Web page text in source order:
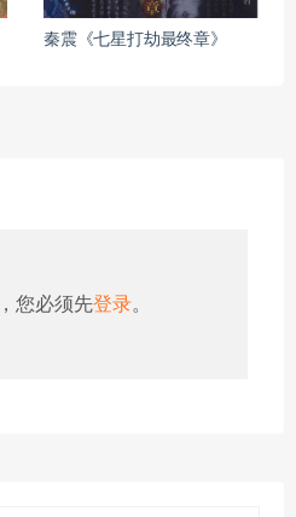
秦震《七星打劫最终章》
您必须先登录。